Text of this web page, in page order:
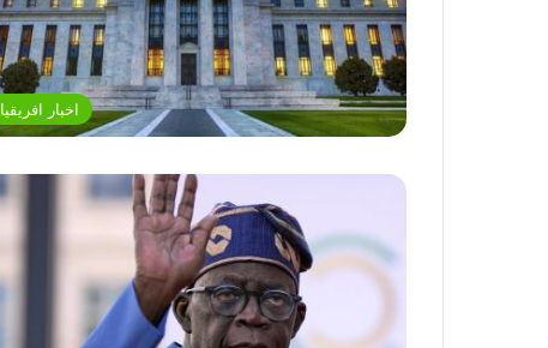
اخبار افريقيا